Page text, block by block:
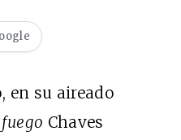
en su aireado
Chaves